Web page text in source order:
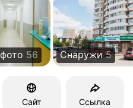
56 Снаружи5
Сайт Ссылка